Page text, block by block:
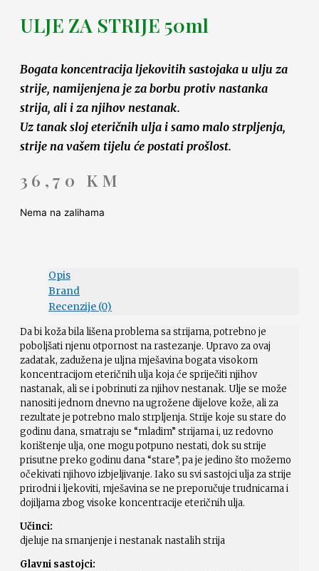
ULJE ZA STRIJE 50ml
Bogata koncentracija ljekovitih sastojaka u ulju za
strije, namijenjena je za borbu protiv nastanka
strija, ali i za njihov nestanak.
Uz tanak sloj eteričnih ulja i samo malo strpljenja,
strije na vašem tijelu će postati prošlost.
36,70 KM
Nema na zalihama
Opis
Brand
Recenzije (0)
Da bi koža bila lišena problema sa strijama, potrebno je
poboljšati njenu otpornost na rastezanje. Upravo za ovaj
zadatak, zadužena je uljna mješavina bogata visokom
koncentracijom eteričnih ulja koja će spriječiti njihov
nastanak, ali se i pobrinuti za njihov nestanak. Ulje se može
nanositi jednom dnevno na ugrožene dijelove kože, ali za
rezultate je potrebno malo strpljenja. Strije koje su stare do
godinu dana, smatraju se “mladim” strijama i, uz redovno
korištenje ulja, one mogu potpuno nestati, dok su strije
prisutne preko godinu dana “stare”, pa je jedino što možemo
očekivati njihovo izbjeljivanje. Iako su svi sastojci ulja za strije
prirodni i ljekoviti, mješavina se ne preporučuje trudnicama i
dojiljama zbog visoke koncentracije eteričnih ulja.
Učinci:
djeluje na smanjenje i nestanak nastalih strija
Glavni sastojci: